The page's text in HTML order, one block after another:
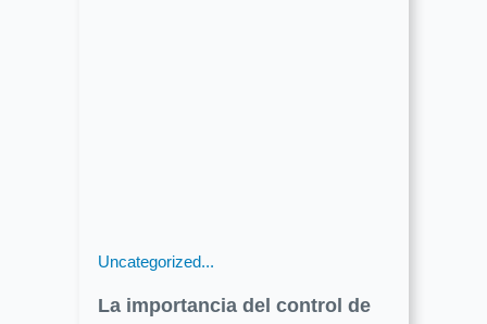
Uncategorized...
La importancia del control de